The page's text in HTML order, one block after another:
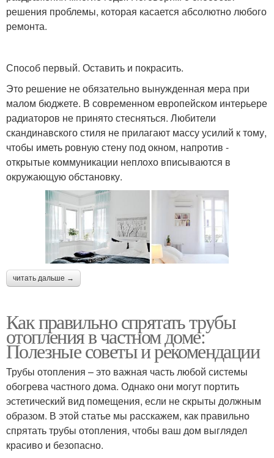
решения проблемы, которая касается абсолютно любого
ремонта.
Способ первый. Оставить и покрасить.
Это решение не обязательно вынужденная мера при
малом бюджете. В современном европейском интерьере
радиаторов не принято стесняться. Любители
скандинавского стиля не прилагают массу усилий к тому,
чтобы иметь ровную стену под окном, напротив -
открытые коммуникации неплохо вписываются в
окружающую обстановку.
читать дальше →
Как правильно спрятать трубы
отопления в частном доме:
Полезные советы и рекомендации
Трубы отопления – это важная часть любой системы
обогрева частного дома. Однако они могут портить
эстетический вид помещения, если не скрыты должным
образом. В этой статье мы расскажем, как правильно
спрятать трубы отопления, чтобы ваш дом выглядел
красиво и безопасно.